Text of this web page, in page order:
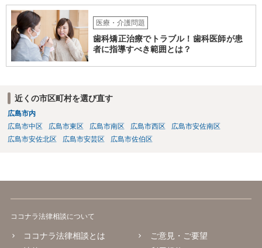
手の言っている事実がなければ詐欺ですので警察にもご相談くださ
い。施設の方には、「こちらも弁護士に相談します」と告げ、支払い
はせず、弁護士にご相談されることをお勧めします。 ご参考になれば
幸いです。
医療・介護問題
歯科矯正治療でトラブル！歯科医師が患
者に指導すべき範囲とは？
近くの市区町村を選び直す
広島市内
広島市中区
広島市東区 広島市南区 広島市西区
広島市安佐南区
広島市安佐北区
広島市安芸区 広島市佐伯区
ココナラ法律相談について
ココナラ法律相談とは
ご意見・ご要望